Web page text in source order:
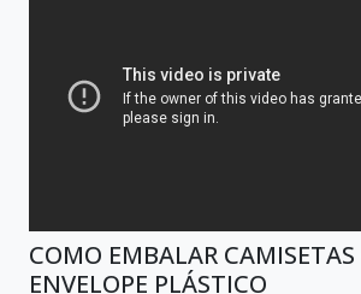
COMO EMBALAR
ENVELOPE PLÁSTICO